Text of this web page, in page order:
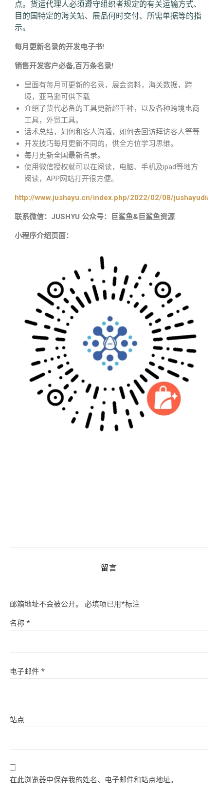
点。货运代理人必须遵守组织者规定的有关运输方式、
目的国特定的海关站、展品何时交付、所需单据等的指
示。
每月更新名录的开发电子书!
销售开发客户必备,百万条名录!
里面有每月可更新的名录，展会资料，海关数据，跨
境，亚马逊可供下载
介绍了货代必备的工具更新超千种，以及各种跨境电商
工具，外贸工具。
话术总结，如何和客人沟通，如何去回访拜访客人等等
开发技巧每月更新不同的，供全方位学习思维。
每月更新全国最新名录。
使用微信授权就可以在阅读，电脑、手机及ipad等地方
阅读，APP网站打开很方便。
http://www.jushayu.cn/index.php/2022/02/08/
联系微信：JUSHYU 公众号：巨鲨鱼&巨鲨鱼资源
小程序介绍页面：
留言
邮箱地址不会被公开。 必填项已用*标注
名称 *
电子邮件 *
站点
在此浏览器中保存我的姓名、电子邮件和站点地址。